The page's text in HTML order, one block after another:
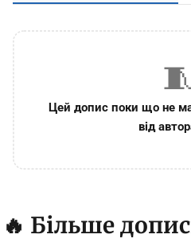
Цей допис поки що не
від
🔥 Більше